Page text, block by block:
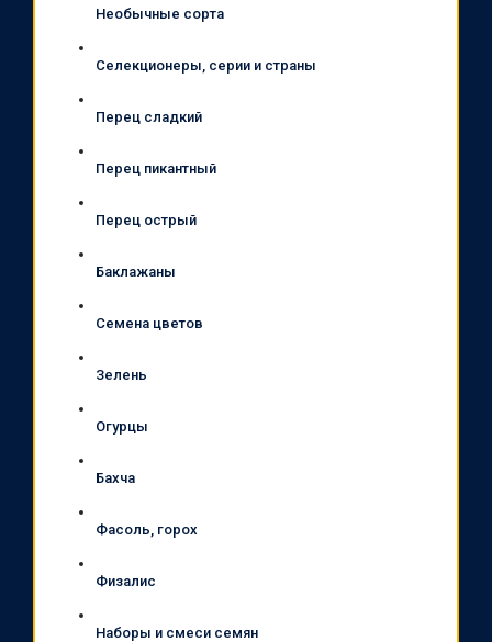
Необычные сорта
Селекционеры, серии и страны
Перец сладкий
Перец пикантный
Перец острый
Баклажаны
Семена цветов
Зелень
Огурцы
Бахча
Фасоль, горох
Физалис
Наборы и смеси семян